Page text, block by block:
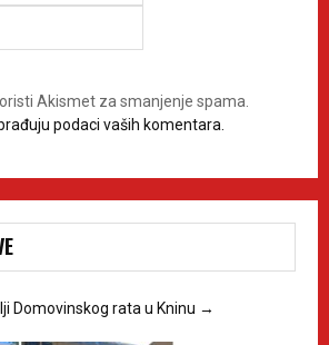
Akismet za smanjenje spama.
podaci vaših komentara.
Domovinskog rata u Kninu →